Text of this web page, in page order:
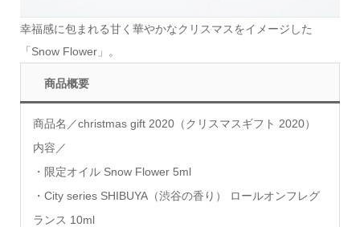
幸福感に包まれる甘く華やかなクリスマスをイメージした
「Snow Flower」。
商品概要
商品名／christmas gift 2020（クリスマスギフト 2020）
内容／
・限定オイル Snow Flower 5ml
・City series SHIBUYA（渋谷の香り） ロールオンフレグ
ランス 10ml